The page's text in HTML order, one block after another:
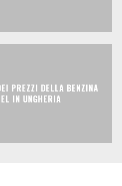
PREZZI DELLA BENZINA
IN UNGHERIA